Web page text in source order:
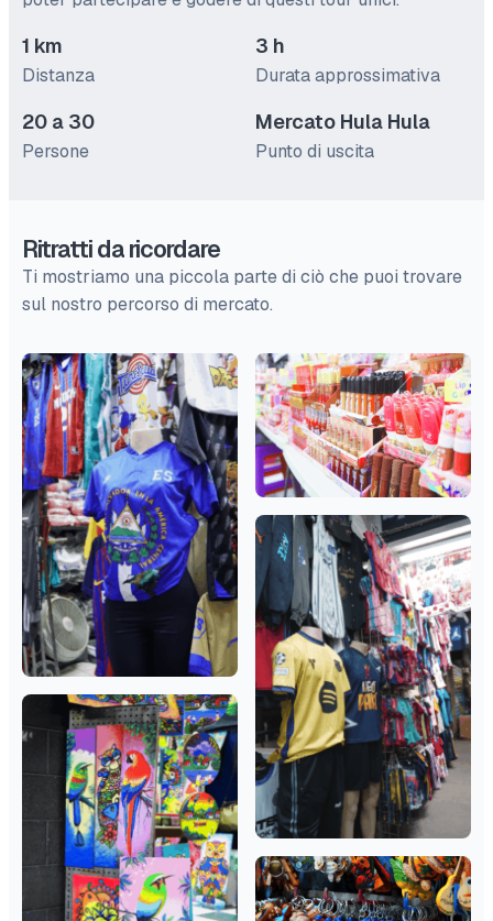
1 km
Distanza
3 h
Durata approssimativa
20 a 30
Persone
Mercato Hula Hula
Punto di uscita
Ritratti da ricordare
Ti mostriamo una piccola parte di ciò che puoi trovare
sul nostro percorso di mercato.